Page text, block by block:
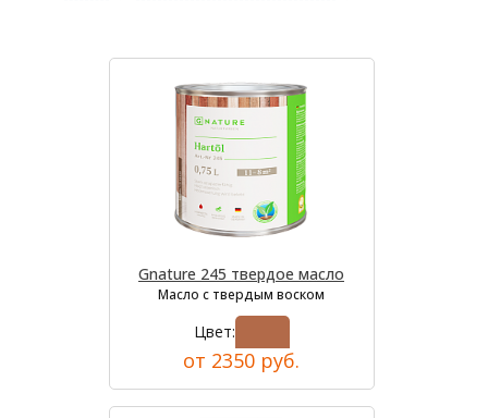
Gnature 245 твердое масло
Масло с твердым воском
Цвет:
от 2350 руб.